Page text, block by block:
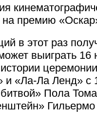
премию
в этот раз
выиграть 16
и «Ла-Ла Ленд» с
Пола